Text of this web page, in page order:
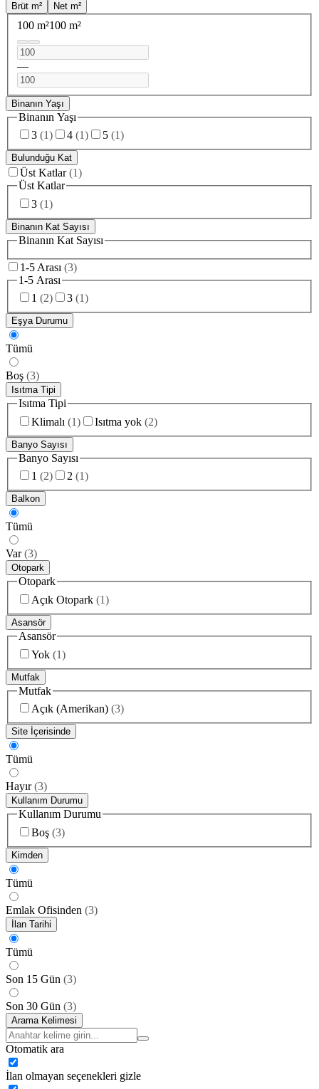
Brüt m²
Net m²
100 m²100 m²
—
Binanın Yaşı
Binanın Yaşı
3 (1) 4 (1) 5 (1)
Bulunduğu Kat
Üst Katlar (1)
Üst Katlar
3 (1)
Binanın Kat Sayısı
Binanın Kat Sayısı
1-5 Arası (3)
1-5 Arası
1 (2) 3 (1)
Eşya Durumu
Tümü
Boş (3)
Isıtma Tipi
Isıtma Tipi
Klimalı (1) Isıtma yok (2)
Banyo Sayısı
Banyo Sayısı
1 (2) 2 (1)
Balkon
Tümü
Var (3)
Otopark
Otopark
Açık Otopark (1)
Asansör
Asansör
Yok (1)
Mutfak
Mutfak
Açık (Amerikan) (3)
Site İçerisinde
Tümü
Hayır (3)
Kullanım Durumu
Kullanım Durumu
Boş (3)
Kimden
Tümü
Emlak Ofisinden (3)
İlan Tarihi
Tümü
Son 15 Gün (3)
Son 30 Gün (3)
Arama Kelimesi
Otomatik ara
İlan olmayan seçenekleri gizle